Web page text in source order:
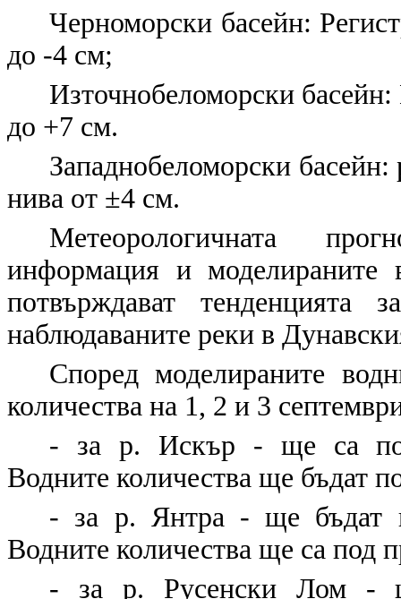
Черноморски басейн:
до -4 см;
Източнобеломорски
до +7 см.
Западнобеломорски басейн:
нива от ±4 см.
Метеорологичната
информация и
потвърждават
наблюдаваните реки в
Според моделираните
количества на 1, 2 и 3
- за р. Искър - ще са под
Водните количества ще бъдат
- за р. Янтра - ще бъдат
Водните количества ще са под
- за р. Русенски Лом -